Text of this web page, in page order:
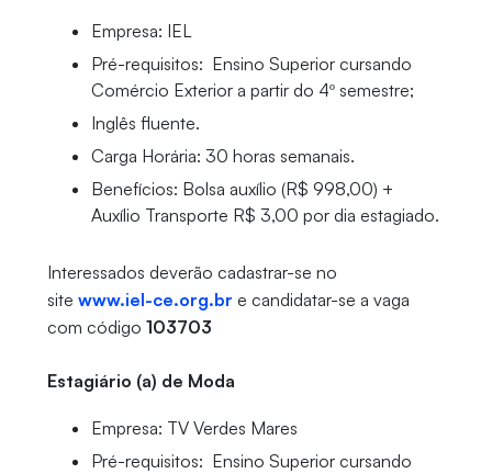
Empresa: IEL
Pré-requisitos: Ensino Superior cursando
Comércio Exterior a partir do 4º semestre;
Inglês fluente.
Carga Horária: 30 horas semanais.
Benefícios: Bolsa auxílio (R$ 998,00) +
Auxílio Transporte R$ 3,00 por dia estagiado.
Interessados deverão cadastrar-se no
site www.iel-ce.org.br e candidatar-se a vaga
com código 103703
Estagiário (a) de Moda
Empresa: TV Verdes Mares
Pré-requisitos: Ensino Superior cursando